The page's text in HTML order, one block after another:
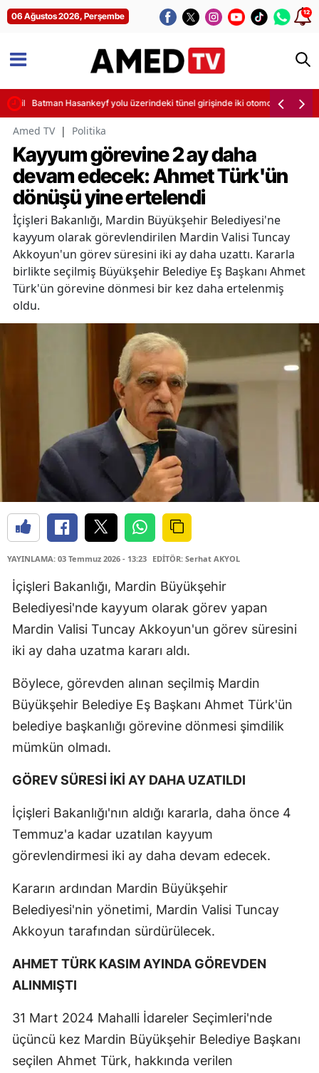
06 Ağustos 2026, Perşembe 12
başladı
Batman Hasankeyf yolu üzerindeki tünel girişinde iki otomobil çarpıştı
Amed TV | Politika
Kayyum görevine 2 ay daha
devam edecek: Ahmet Türk'ün
dönüşü yine ertelendi
İçişleri Bakanlığı, Mardin Büyükşehir Belediyesi'ne
kayyum olarak görevlendirilen Mardin Valisi Tuncay
Akkoyun'un görev süresini iki ay daha uzattı. Kararla
birlikte seçilmiş Büyükşehir Belediye Eş Başkanı Ahmet
Türk'ün görevine dönmesi bir kez daha ertelenmiş
oldu.
YAYINLAMA: 03 Temmuz 2026 - 13:23 EDİTÖR: Serhat AKYOL
İçişleri Bakanlığı, Mardin Büyükşehir
Belediyesi'nde kayyum olarak görev yapan
Mardin Valisi Tuncay Akkoyun'un görev süresini
iki ay daha uzatma kararı aldı.
Böylece, görevden alınan seçilmiş Mardin
Büyükşehir Belediye Eş Başkanı Ahmet Türk'ün
belediye başkanlığı görevine dönmesi şimdilik
mümkün olmadı.
GÖREV SÜRESİ İKİ AY DAHA UZATILDI
İçişleri Bakanlığı'nın aldığı kararla, daha önce 4
Temmuz'a kadar uzatılan kayyum
görevlendirmesi iki ay daha devam edecek.
Kararın ardından Mardin Büyükşehir
Belediyesi'nin yönetimi, Mardin Valisi Tuncay
Akkoyun tarafından sürdürülecek.
AHMET TÜRK KASIM AYINDA GÖREVDEN
ALINMIŞTI
31 Mart 2024 Mahalli İdareler Seçimleri'nde
üçüncü kez Mardin Büyükşehir Belediye Başkanı
seçilen Ahmet Türk, hakkında verilen